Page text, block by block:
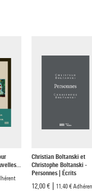
Christian Boltanski et
Christophe Boltanski -
Personnes | Écrits
12,00 €
11,40 €